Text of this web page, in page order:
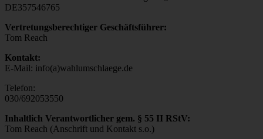
DE357546765
Vertretungsberechtiger Geschäftsführer:
Tom Reach
Kontakt:
E-Mail: info(a)wahlumschlaege.de
Telefon:
030/692053550
Inhaltlich Verantwortlicher gem. § 55 II RStV:
Tom Reach (Anschrift und Kontakt s.o.)